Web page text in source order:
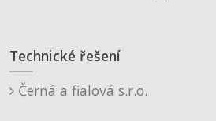
Technické řešení
Černá a fialová s.r.o.